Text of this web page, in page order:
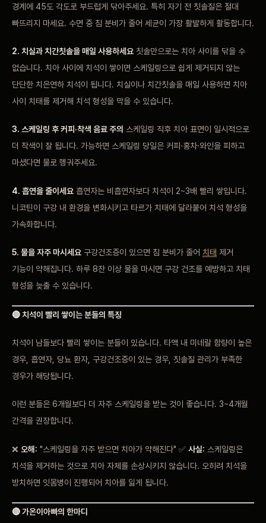
경계에 45도 각도로 부드럽게 닦아주세요. 특히 자기 전 칫솔질은 절대
빠뜨리지 마세요. 수면 중 침 분비가 줄어 세균이 가장 활발하게 활동합니다.
2. 치실과 치간칫솔을 매일 사용하세요 칫솔만으로는 치아 사이를 닦을 수
없습니다. 치아 사이에 치석이 쌓이면 스케일링으로 쉽게 제거되지 않는
단단한 치은연하 치석이 됩니다. 치실이나 치간칫솔을 매일 사용하면 치아
사이 치태를 제거해 치석 형성을 막을 수 있습니다.
3. 스케일링 후 커피·착색 음료 주의 스케일링 직후 치아 표면이 일시적으로
더 착색이 잘 됩니다. 가능하면 스케일링 당일은 커피·홍차·와인을 피하고
마셨다면 물로 헹궈주세요.
4. 흡연을 줄이세요 흡연자는 비흡연자보다 치석이 2~3배 빨리 쌓입니다.
니코틴이 구강 내 환경을 변화시키고 타르가 치태에 달라붙어 치석 형성을
가속화합니다.
5. 물을 자주 마시세요 구강건조증이 있으면 침 분비가 줄어 치태 제거
기능이 약해집니다. 하루 8잔 이상 물을 마시면 구강 건조를 예방하고 치태
형성을 늦출 수 있습니다.
🔴 치석이 빨리 쌓이는 분들의 특징
치석이 남들보다 빨리 쌓이는 분들이 있습니다. 타액 내 미네랄 함량이 높은
경우, 흡연자, 당뇨 환자, 구강건조증이 있는 경우, 칫솔질 관리가 부족한
경우가 해당됩니다.
이런 분들은 6개월보다 더 자주 스케일링을 받는 것이 좋습니다. 3~4개월
간격을 권장합니다.
❌ 오해: "스케일링을 자주 받으면 치아가 약해진다" ✅ 사실: 스케일링은
치석을 제거하는 것으로 치아 자체를 손상시키지 않습니다. 오히려 치석을
방치하면 잇몸병이 진행되어 치아를 잃게 됩니다.
🔴 가온이아빠의 한마디